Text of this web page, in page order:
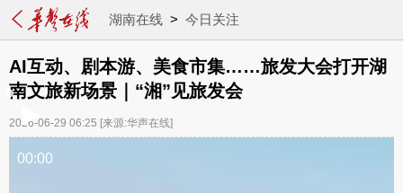
湖南在线> 今日关注
AI互动、剧本游、美食市集……旅发大会打开湖
南文旅新场景｜“湘”见旅发会
2026-06-29 06:25 [来源:华声在线]
00:00